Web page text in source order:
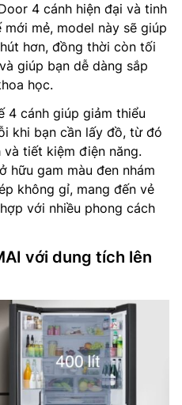
4 cánh hiện đại và tinh
mẻ, model này sẽ giúp
hơn, đồng thời còn tối
giúp bạn dễ dàng sắp
học.
4 cánh giúp giảm thiểu
khi bạn cần lấy đồ, từ đó
tiết kiệm điện năng.
hữu gam màu đen nhám
không gỉ, mang đến vẻ
với nhiều phong cách
với dung tích lên